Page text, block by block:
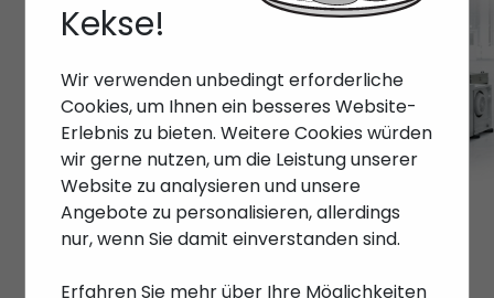
Kekse!
Wir verwenden unbedingt erforderliche
Cookies, um Ihnen ein besseres Website-
Erlebnis zu bieten. Weitere Cookies würden
wir gerne nutzen, um die Leistung unserer
Website zu analysieren und unsere
Angebote zu personalisieren, allerdings
nur, wenn Sie damit einverstanden sind.
Erfahren Sie mehr über Ihre Möglichkeiten